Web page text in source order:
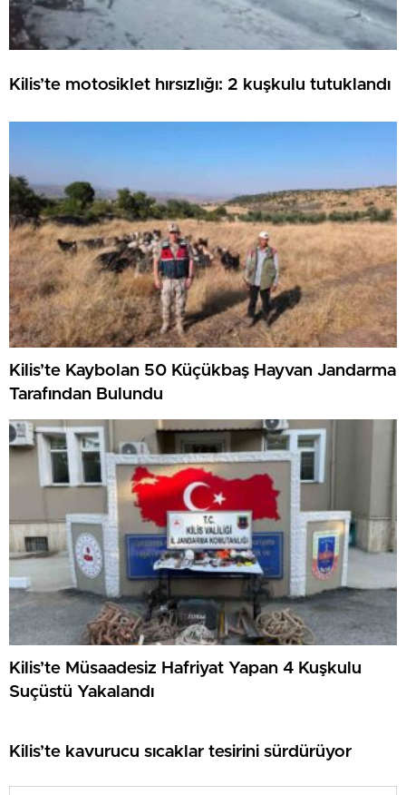
Kilis’te motosiklet hırsızlığı: 2 kuşkulu tutuklandı
Kilis’te Kaybolan 50 Küçükbaş Hayvan Jandarma
Tarafından Bulundu
Kilis’te Müsaadesiz Hafriyat Yapan 4 Kuşkulu
Suçüstü Yakalandı
Kilis’te kavurucu sıcaklar tesirini sürdürüyor